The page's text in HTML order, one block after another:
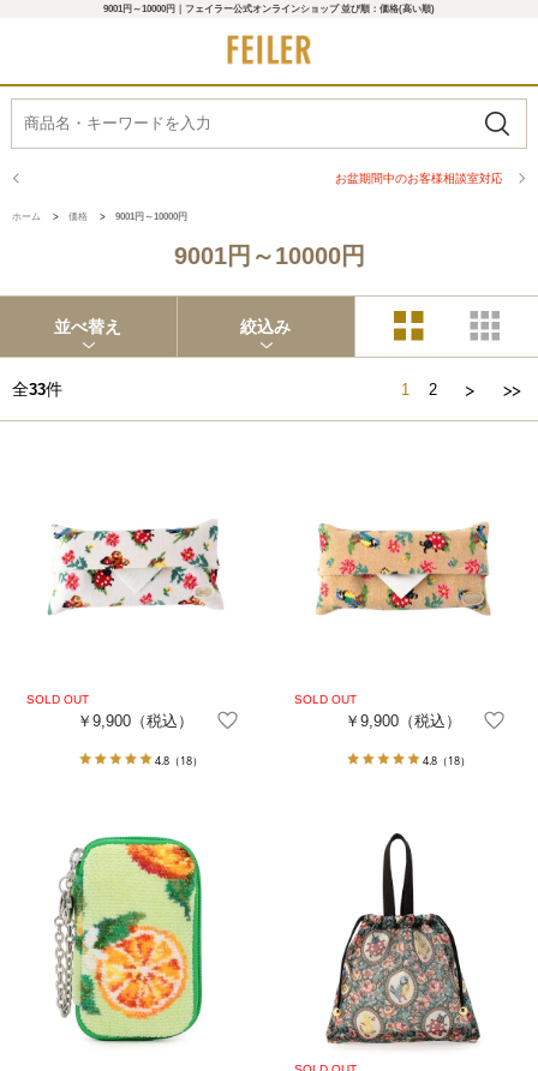
9001円～10000円｜フェイラー公式オンラインショップ 並び順：価格(高い順)
お盆期間中のお客様相談室対応について
ホーム > 価格 > 9001円～10000円
9001円～10000円
並べ替え 絞込み
全33件 1 2
￥9,900 （税込）
4.8（18）
￥9,900（税込）
4.8（18）